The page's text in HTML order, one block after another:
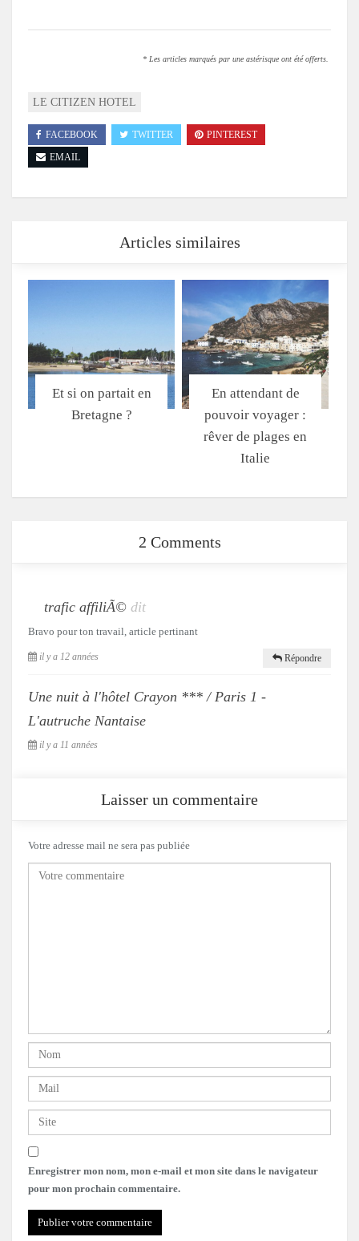
* Les articles marqués par une astérisque ont été offerts.
LE CITIZEN HOTEL
FACEBOOK TWITTER
PINTEREST
EMAIL
Articles similaires
Et si on partait en
Bretagne ?
En attendant de
pouvoir voyager :
rêver de plages en
Italie
2 Comments
trafic affiliÃ© dit
Bravo pour ton travail, article pertinant
il y a 12 années Répondre
Une nuit à l'hôtel Crayon *** / Paris 1 -
L'autruche Nantaise
il y a 11 années
Laisser un commentaire
Votre adresse mail ne sera pas publiée
Enregistrer mon nom, mon e-mail et mon site dans le navigateur
pour mon prochain commentaire.